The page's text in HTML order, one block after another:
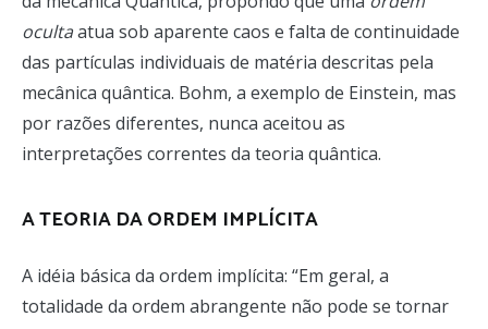
ocultaatua sob aparente caos e falta de continuidade
das partículas individuais de matéria descritas pela
mecânica quântica. Bohm, a exemplo de Einstein, mas
por razões diferentes, nunca aceitou as
interpretações correntes da teoria quântica.
A TEORIA DA ORDEM IMPLÍCITA
A idéia básica da ordem implícita: “Em geral, a
totalidade da ordem abrangente não pode se tornar